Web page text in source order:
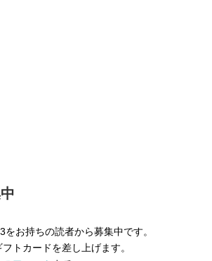
お持ちの読者から募集中です。
トカードを差し上げます。